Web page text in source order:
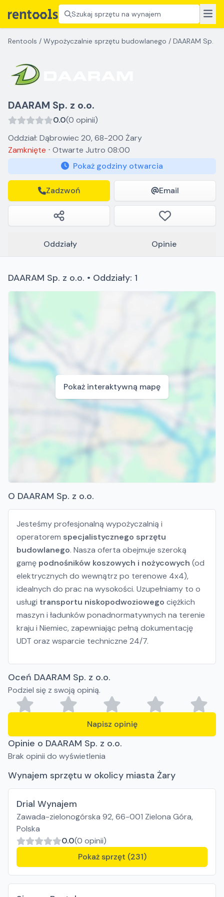
Szukaj sprzętu na wynajem
Rentools / Wypożyczalnie sprzętu budowlanego / DAARAM Sp. z
DAARAM Sp. z o.o.
0.0(0 opinii)
Oddział: Dąbrowiec 20, 68-200 Żary
Zamknięte ⋅ Otwarte Jutro 08:00
Pokaż godziny otwarcia
Zadzwoń Email
Oddziały Opinie
DAARAM Sp. z o.o. • Oddziały: 1
Pokaż interaktywną mapę
O DAARAM Sp. z o.o.
Jesteśmy profesjonalną wypożyczalnią i
operatorem specjalistycznego sprzętu
budowlanego. Nasza oferta obejmuje szeroką
gamę podnośników koszowych i nożycowych (od
elektrycznych do wewnątrz po terenowe 4x4),
idealnych do prac na wysokości. Uzupełniamy to o
usługi transportu niskopodwoziowego ciężkich
maszyn i ładunków ponadnormatywnych na terenie
kraju i Niemiec, zapewniając pełną dokumentację
UDT oraz wsparcie techniczne 24/7.
Oceń DAARAM Sp. z o.o.
Podziel się z swoją opinią.
Napisz opinię
Opinie o DAARAM Sp. z o.o.
Brak opinii do wyświetlenia
Wynajem sprzętu w okolicy miasta Żary
Drial Wynajem
Zawada-zielonogórska 92, 66-001 Zielona Góra,
Polska
0.0(0 opinii)
Pokaż sprzęt (231)